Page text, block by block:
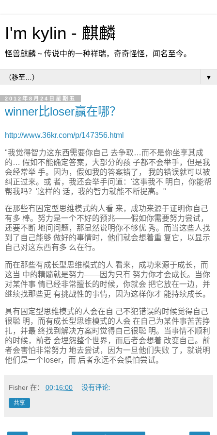
I'm kylin - 麒麟
怪兽麒麟 ~ 传说中的一种祥瑞，奇奇怪怪，闻名至今。
▼
2012年8月24日星期五
winner比loser赢在哪？
http://www.36kr.com/p/147356.html
"我觉得智力这东西需要你自己 去争取…而不是你坐享其成
的… 假如不能确定答案，大部分的孩 子都不会举手，但是我
会经常举 手。因为，假如我的答案错了， 我的错误就可以被
纠正过来。或 者，我还会举手问道：'这事我不 明白，你能帮
帮我吗？'这样的 话，我的智力就能不断提高。"
在那些有固定型思维模式的人看 来，成功来源于证明你自己
有多 棒。努力是一个不好的预兆——假如你需要努力尝试，
还要不断 地问问题，那显然说明你不够优 秀。而当这些人找
到了自己能够 做好的事情时，他们就会想着重 复它，以显示
自己对这东西有多 么在行。
而在那些有成长型思维模式的人 看来，成功来源于成长，而
这当 中的精髓就是努力——因为只有 努力你才会成长。当你
对某件事 情已经非常擅长的时候，你就会 把它放在一边，并
继续找那些更 有挑战性的事情，因为这样你才 能持续成长。
具有固定型思维模式的人会在自 己不犯错误的时候觉得自己
很聪 明，而有成长型思维模式的人会 在自己为某件事苦苦挣
扎，并最 终找到解决方案时觉得自己很聪 明。当事情不顺利
的时候，前者 会埋怨整个世界，而后者会想着 改变自己。前
者会害怕非常努力 地去尝试，因为一旦他们失败 了，就说明
他们是一个loser，而 后者永远不会惧怕尝试。
Fisher 在： 00:16:00 没有评论:
共享